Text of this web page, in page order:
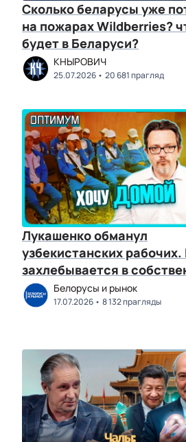
Сколько беларусы уже
на пожарах Wildberries?
будет в Беларуси?
КНЫРОВИЧ
25.07.2026 20 681 прагляд
Лукашенко обманул
узбекистанских
захлебывается в
нефти. Оптимум № 138
Белорусы и рынок
17.07.2026 8 132 прагляды